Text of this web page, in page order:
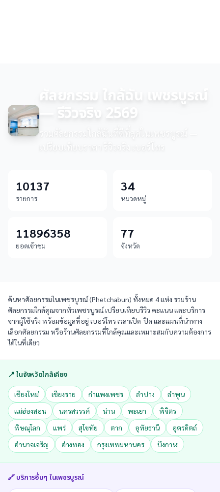
ศัลยกรรม ใกล้ฉัน เพชรบูรณ์
— รีวิวจริง 2569
รวมศัลยกรรมใกล้ฉันที่ดีที่สุดในเพชรบูรณ์ —
เปรียบเทียบราคา รีวิวจริง เบอร์โทร
10137
รายการ
34
หมวดหมู่
11896358
ยอดเข้าชม
77
จังหวัด
ค้นหาศัลยกรรมในเพชรบูรณ์ (Phetchabun) ทั้งหมด 4 แห่ง รวมร้าน
ศัลยกรรมใกล้คุณจากทั่วเพชรบูรณ์ เปรียบเทียบรีวิว คะแนน และบริการ
จากผู้ใช้จริง พร้อมข้อมูลที่อยู่ เบอร์โทร เวลาเปิด-ปิด และแผนที่นำทาง
เลือกศัลยกรรม หรือร้านศัลยกรรมที่ใกล้คุณและเหมาะสมกับความต้องการ
ได้ในที่เดียว
📍 ในจังหวัดใกล้เคียง
เชียงใหม่ เชียงราย กำแพงเพชร ลำปาง
ลำพูน
แม่ฮ่องสอน
นครสวรรค์ น่าน พะเยา
พิจิตร
พิษณุโลก
แพร่ สุโขทัย ตาก อุทัยธานี
อุตรดิตถ์
อำนาจเจริญ
อ่างทอง กรุงเทพมหานคร บึงกาฬ
🔗 บริการอื่นๆ ในเพชรบูรณ์